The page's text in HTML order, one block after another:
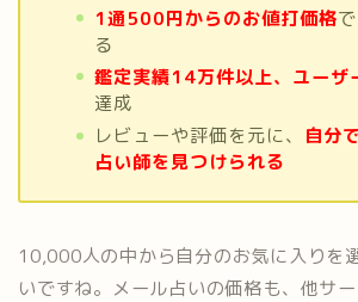
1通500円からのお値打価格
る
鑑定実績14万件以上、ユーザ
達成
レビューや評価を元に、
自分
占い師を見つけられる
10,000人の中から自分のお気に入りを
いですね。メール占いの価格も、他サ